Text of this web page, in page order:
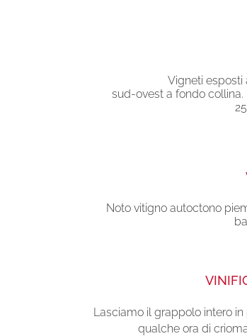
Vigneti esposti
sud-ovest a fondo
Noto vitigno autoctono
Lasciamo il grappolo intero in
qualche ora di